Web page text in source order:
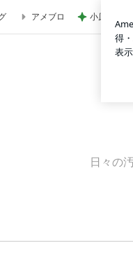
うじビジネス社長のブ
アメブロ 小原正子
日々の